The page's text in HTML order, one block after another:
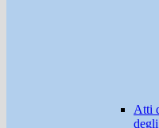
Atti